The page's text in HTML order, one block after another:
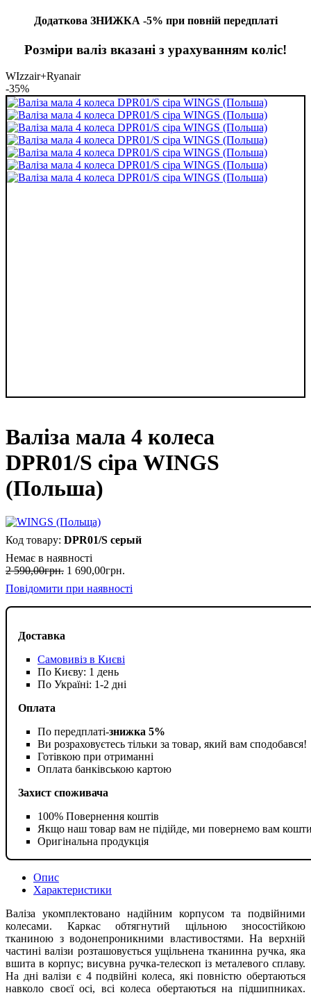
Додаткова ЗНИЖКА -5% при повній передплаті
Розміри валіз вказані з урахуванням коліс!
WIzzair+Ryanair
-35%
Валіза мала 4 колеса
DPR01/S сіра WINGS
(Польша)
Доставка
Самовивіз в Києві
По Києву: 1 день
По Україні: 1-2 дні
Оплата
По передплаті-знижка 5%
Ви розраховуєтесь тільки за товар, який вам сподобався!
Готівкою при отриманні
Оплата банківською картою
Захист споживача
100% Повернення коштів
Якщо наш товар вам не підійде, ми повернемо вам
Оригінальна продукція
DPR01/S серый
Немає в наявності
2 590,00грн. 1 690,00грн.
Повідомити при наявності
Опис
Характеристики
Валіза укомплектовано надійним корпусом та подвійними
колесами. Каркас обтягнутий щільною зносостійкою
тканиною з водонепроникними властивостями. На верхній
частині валізи розташовується ущільнена тканинна ручка, яка
вшита в корпус; висувна ручка-телескоп із металевого сплаву.
На дні валізи є 4 подвійні колеса, які повністю обертаються
навколо своєї осі, всі колеса обертаються на підшипниках.